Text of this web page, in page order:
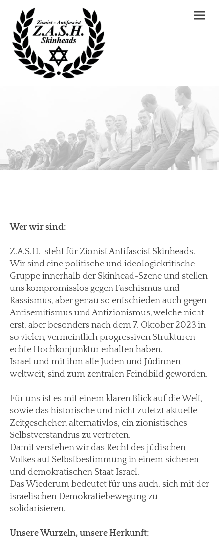
Wer wir sind:
Z.A.S.H. steht für Zionist Antifascist Skinheads.
Wir sind eine politische und ideologiekritische
Gruppe innerhalb der Skinhead-Szene und stellen
uns kompromisslos gegen Faschismus und
Rassismus, aber genau so entschieden auch gegen
Antisemitismus und Antizionismus, welche nicht
erst, aber besonders nach dem 7. Oktober 2023 in
so vielen, vermeintlich progressiven Strukturen
echte Hochkonjunktur erhalten haben.
Israel und mit ihm alle Juden und Jüdinnen
weltweit, sind zum zentralen Feindbild geworden.
Für uns ist es mit einem klaren Blick auf die Welt,
sowie das historische und nicht zuletzt aktuelle
Zeitgeschehen alternativlos, ein zionistisches
Selbstverständnis zu vertreten.
Damit verstehen wir das Recht des jüdischen
Volkes auf Selbstbestimmung in einem sicheren
und demokratischen Staat Israel.
Das Wiederum bedeutet für uns auch, sich mit der
israelischen Demokratiebewegung zu
solidarisieren.
Unsere Wurzeln, unsere Herkunft: